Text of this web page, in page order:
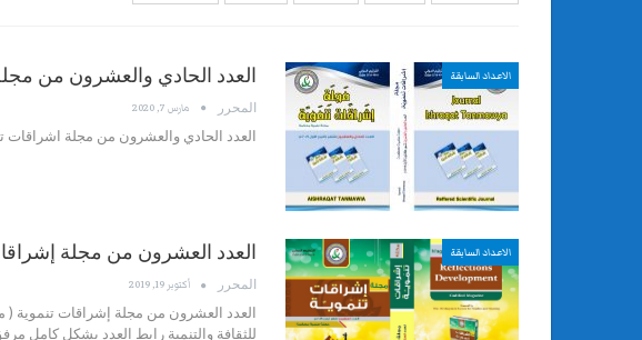
الاعداد السابقة العدد الحادي والعشرون من
المحرر مارس 7, 2020
العدد الحادي والعشرون من مجلة اشراقات
الاعداد السابقة العدد العشرون من مجلة
المحرر أكتوبر 19, 2019
العدد العشرون من مجلة إشراقات تنموية
للثقافة والتنمية رابط العدد بشكل كامل